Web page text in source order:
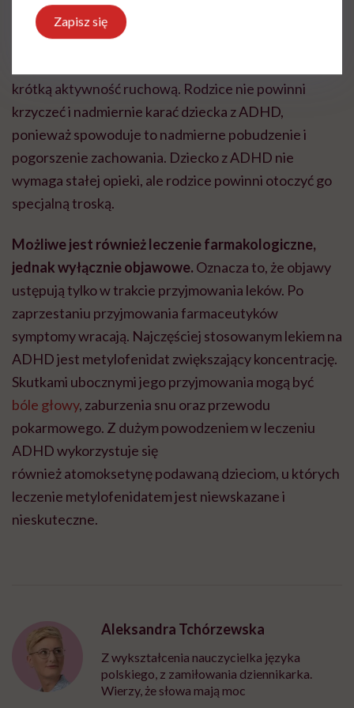
dziecko się rozproszy, należy przywołać jego uwagę.
Długie zadania powinny być dzielone na etapy,
krótką aktywność ruchową. Rodzice nie powinni
krzyczeć i nadmiernie karać dziecka z ADHD,
ponieważ spowoduje to nadmierne pobudzenie i
pogorszenie zachowania. Dziecko z ADHD nie
wymaga stałej opieki, ale rodzice powinni otoczyć go
specjalną troską.
Możliwe jest również leczenie farmakologiczne,
jednak wyłącznie objawowe. Oznacza to, że objawy
ustępują tylko w trakcie przyjmowania leków. Po
zaprzestaniu przyjmowania farmaceutyków
symptomy wracają. Najczęściej stosowanym lekiem na
ADHD jest metylofenidat zwiększający koncentrację.
Skutkami ubocznymi jego przyjmowania mogą być
bóle głowy, zaburzenia snu oraz przewodu
pokarmowego. Z dużym powodzeniem w leczeniu
ADHD wykorzystuje się
również atomoksetynę podawaną dzieciom, u których
leczenie metylofenidatem jest niewskazane i
nieskuteczne.
Aleksandra Tchórzewska
Z wykształcenia nauczycielka języka
polskiego, z zamiłowania dziennikarka.
Wierzy, że słowa mają moc
Zapisz się